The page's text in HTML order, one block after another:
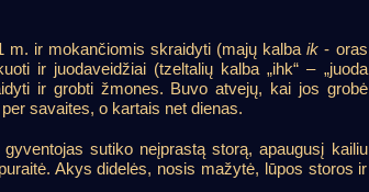
m. ir mokančiomis skraidyti (majų kalbaik - oras
ir juodaveidžiai (tzeltalių kalba „ihk“ – „juoda
ir grobti žmones. Buvo atvejų, kai jos grobė
savaites, o kartais net dienas.
gyventojas sutiko neįprastą storą, apaugusį kailiu
Akys didelės, nosis mažytė, lūpos storos ir